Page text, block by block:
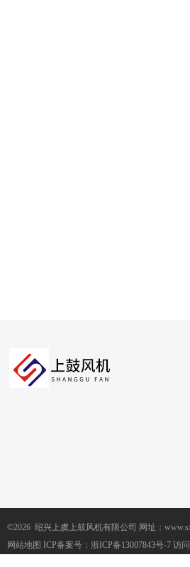
©2026 绍兴上虞上鼓风机有限公司 网址：
网站地图 ICP备案号： 浙ICP备13007843号-7 访